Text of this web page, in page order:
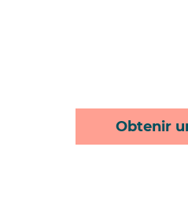
Obtenir